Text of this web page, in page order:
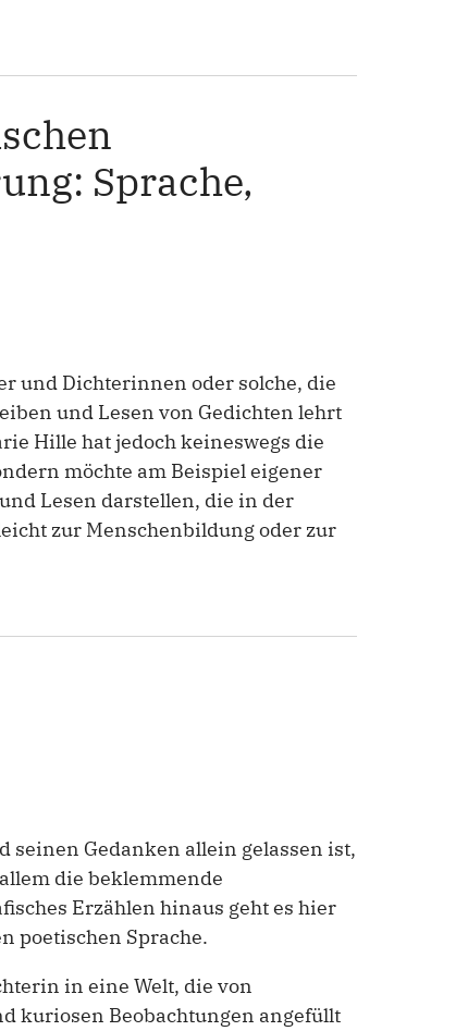
Sprache,
und Dichterinnen oder solche, die
und Lesen von Gedichten lehrt
Hille hat jedoch keineswegs die
möchte am Beispiel eigener
Lesen darstellen, die in der
zur Menschenbildung oder zur
seinen Gedanken allein gelassen ist,
die beklemmende
Erzählen hinaus geht es hier
poetischen Sprache.
in eine Welt, die von
kuriosen Beobachtungen angefüllt